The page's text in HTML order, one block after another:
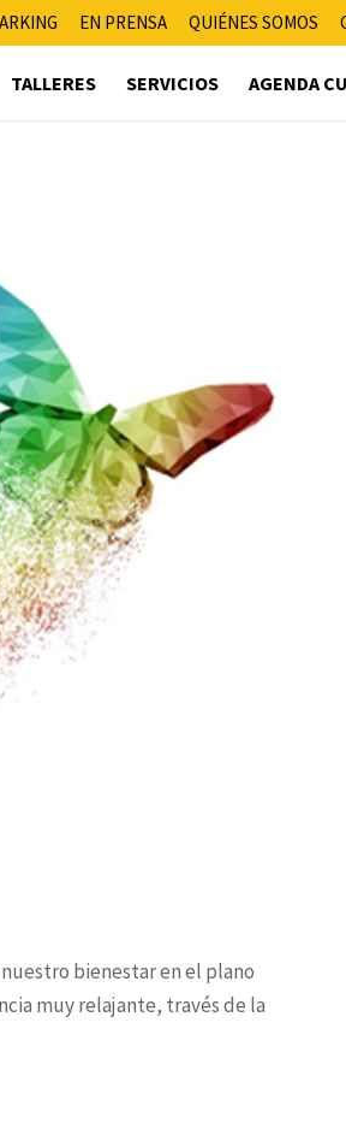
EN PRENSA QUIÉNES SOMOS
TALLERES SERVICIOS AGENDA
nuestro bienestar en el plano
muy relajante, través de la